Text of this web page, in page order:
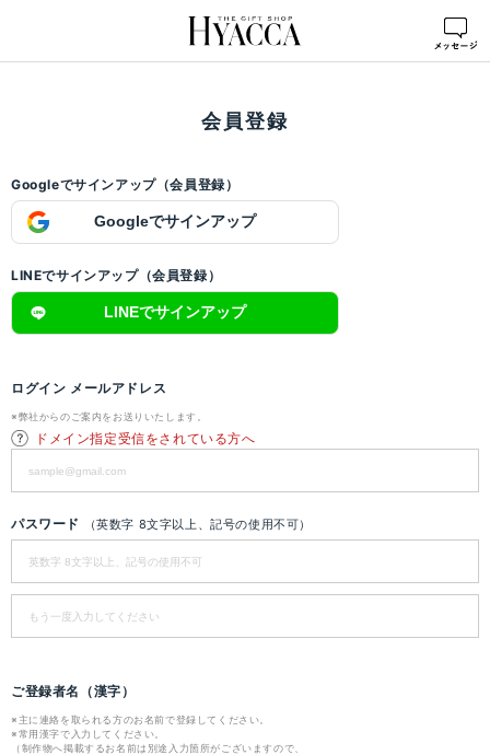
会員登録
会員登録
Googleでサインアップ（会員登録）
Googleでサインアップ
LINEでサインアップ（会員登録）
LINEでサインアップ
ログイン メールアドレス
※弊社からのご案内をお送りいたします。
ドメイン指定受信をされている方へ
パスワード （英数字 8文字以上、記号の使用不可）
ご登録者名（漢字）
※主に連絡を取られる方のお名前で登録してください。
※常用漢字で入力してください。
（制作物へ掲載するお名前は別途入力箇所がございますので、